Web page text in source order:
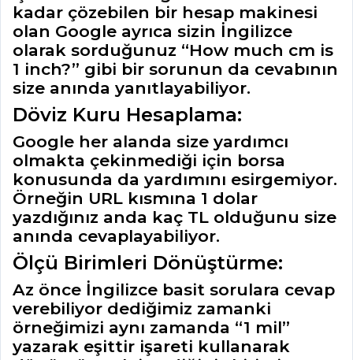
kadar çözebilen bir hesap makinesi
olan Google ayrıca sizin İngilizce
olarak sorduğunuz “How much cm is
1 inch?” gibi bir sorunun da cevabının
size anında yanıtlayabiliyor.
Döviz Kuru Hesaplama:
Google her alanda size yardımcı
olmakta çekinmediği için borsa
konusunda da yardımını esirgemiyor.
Örneğin URL kısmına 1 dolar
yazdığınız anda kaç TL olduğunu size
anında cevaplayabiliyor.
Ölçü Birimleri Dönüştürme:
Az önce İngilizce basit sorulara cevap
verebiliyor dediğimiz zamanki
örneğimizi aynı zamanda “1 mil”
yazarak eşittir işareti kullanarak